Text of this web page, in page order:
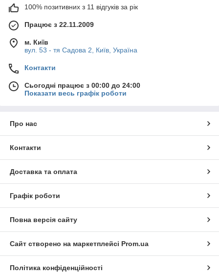
сосна або модрина. Деревину вважають шляхетним
матеріалом, що дозволяє обробляти її будь-якими
способами і створювати огорожі незвичайної форми.
Які переваги мають терасових перила
експлуатаційними параметрами і наступними
висока міцність;
корозії;
стійкість до морозів;
стійкість до механічних впливів;
використання екологічно чистих матеріалів.
Також огородження мають стильний, привабливий і
оригінальний зовнішній вигляд. Для виробництва
або класичний інтер'єр, треба правильно вибрати дизайн
100% позитивних з 11 відгуків за рік
Працює з 22.11.2009
м. Київ
вул. 53 - тя Садова 2, Київ, Україна
Контакти
Сьогодні працює з 00:00 до 24:00
Показати весь графік роботи
Про нас
Контакти
Доставка та оплата
Графік роботи
Повна версія сайту
Сайт створено на маркетплейсі Prom.ua
Політика конфіденційності